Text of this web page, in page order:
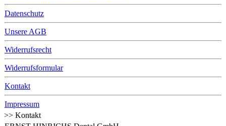
Datenschutz
Unsere AGB
Widerrufsrecht
Widerrufsformular
Kontakt
Impressum
>> Kontakt